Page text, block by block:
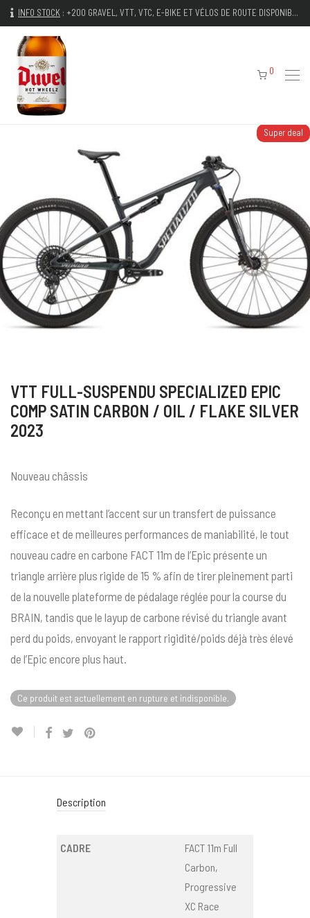
INFO STOCK : +200 GRAVEL, VTT, VTC, E-BIKE ET VÉLOS DE ROUTE DISPONIBLES IMMÉDIATEMENT
0
Super deal
VTT FULL-SUSPENDU SPECIALIZED EPIC
COMP SATIN CARBON / OIL / FLAKE SILVER
2023
Nouveau châssis
Reconçu en mettant l’accent sur un transfert de puissance
efficace et de meilleures performances de maniabilité, le tout
nouveau cadre en carbone FACT 11m de l’Epic présente un
triangle arrière plus rigide de 15 % afin de tirer pleinement parti
de la nouvelle plateforme de pédalage réglée pour la course du
BRAIN, tandis que le layup de carbone révisé du triangle avant
perd du poids, envoyant le rapport rigidité/poids déjà très élevé
de l’Epic encore plus haut.
Ce produit est actuellement en rupture et indisponible.
Description
CADRE
FACT 11m Full
Carbon,
Progressive
XC Race